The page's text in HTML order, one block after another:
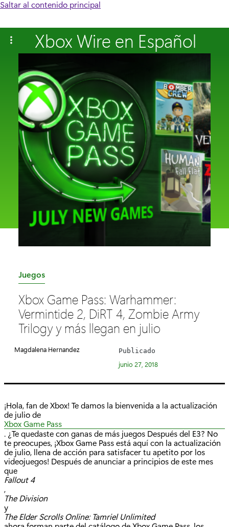
Saltar al contenido principal
Xbox Wire en Español
C
t
e
a
Juegos
Xbox Game Pass: Warhammer:
Vermintide 2, DiRT 4, Zombie Army
Trilogy y más llegan en julio
Magdalena Hernandez Publicado
junio 27, 2018
¡Hola, fan de Xbox! Te damos la bienvenida a la actualización
de julio de
Xbox Game Pass
. ¿Te quedaste con ganas de más juegos Después del E3? No
te preocupes, ¡Xbox Game Pass está aquí con la actualización
de julio, llena de acción para satisfacer tu apetito por los
videojuegos! Después de anunciar a principios de este mes
que
Fallout 4
,
The Division
y
The Elder Scrolls Online: Tamriel Unlimited